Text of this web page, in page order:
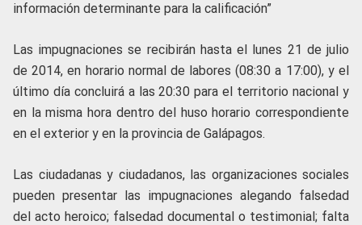
información determinante para la calificación”
Las impugnaciones se recibirán hasta el lunes 21 de julio
de 2014, en horario normal de labores (08:30 a 17:00), y el
último día concluirá a las 20:30 para el territorio nacional y
en la misma hora dentro del huso horario correspondiente
en el exterior y en la provincia de Galápagos.
Las ciudadanas y ciudadanos, las organizaciones sociales
pueden presentar las impugnaciones alegando falsedad
del acto heroico; falsedad documental o testimonial; falta